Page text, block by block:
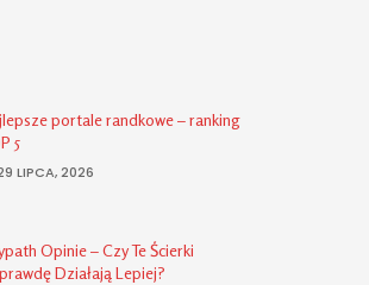
portale randkowe – ranking
5
LIPCA, 2026
Opinie – Czy Te Ścierki
Działają Lepiej?